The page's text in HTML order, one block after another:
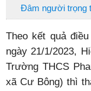
Đâm người trọng
Theo kết quả
ngày 21/1/2023,
Trường THCS
xã Cư Bông) thì